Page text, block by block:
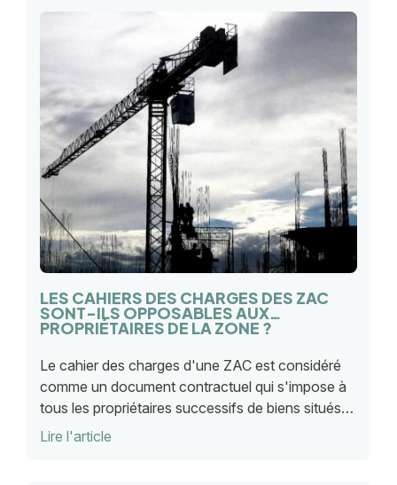
LES CAHIERS DES CHARGES DES ZAC
SONT-ILS OPPOSABLES AUX
PROPRIÉTAIRES DE LA ZONE ?
Le cahier des charges d'une ZAC est considéré
comme un document contractuel qui s'impose à
tous les propriétaires successifs de biens situés
sur la zone en question, et cela, même si le cahier
Lire l'article